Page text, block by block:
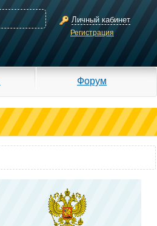
Личный кабинет
Регистрация
Форум